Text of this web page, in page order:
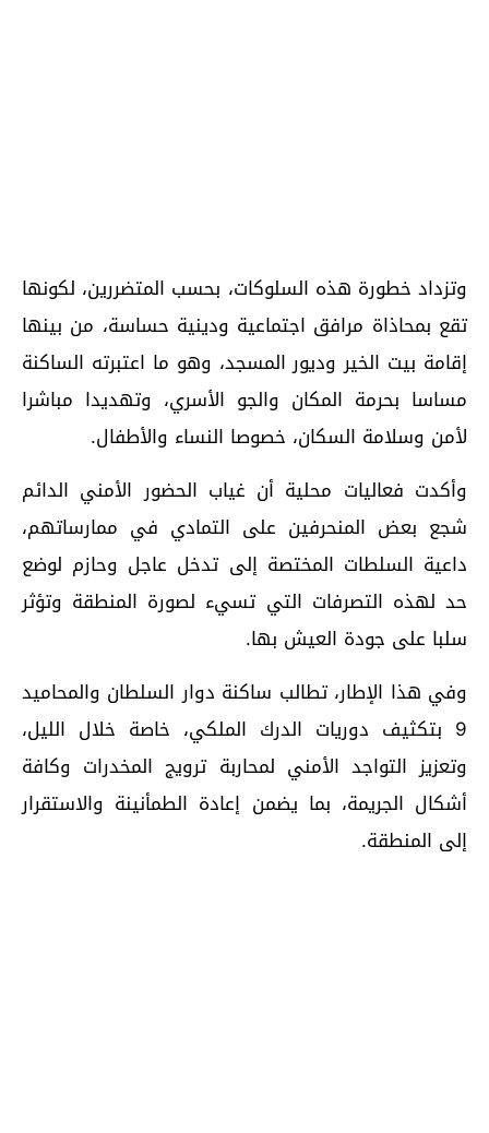
وتزداد خطورة هذه السلوكات، بحسب المتضررين، لكونها
تقع بمحاذاة مرافق اجتماعية ودينية حساسة، من بينها
إقامة بيت الخير وديور المسجد، وهو ما اعتبرته الساكنة
مساسا بحرمة المكان والجو الأسري، وتهديدا مباشرا
لأمن وسلامة السكان، خصوصا النساء والأطفال.
وأكدت فعاليات محلية أن غياب الحضور الأمني الدائم
شجع بعض المنحرفين على التمادي في ممارساتهم،
داعية السلطات المختصة إلى تدخل عاجل وحازم لوضع
حد لهذه التصرفات التي تسيء لصورة المنطقة وتؤثر
سلبا على جودة العيش بها.
وفي هذا الإطار، تطالب ساكنة دوار السلطان والمحاميد
9 بتكثيف دوريات الدرك الملكي، خاصة خلال الليل،
وتعزيز التواجد الأمني لمحاربة ترويج المخدرات وكافة
أشكال الجريمة، بما يضمن إعادة الطمأنينة والاستقرار
إلى المنطقة.